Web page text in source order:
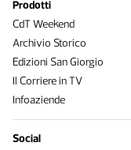
Prodotti
CdT Weekend
Archivio Storico
Edizioni San Giorgio
Il Corriere in TV
Infoaziende
Social